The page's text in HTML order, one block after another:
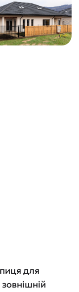
для